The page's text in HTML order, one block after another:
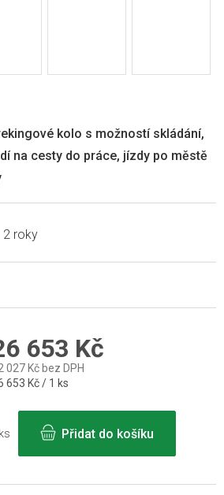
2 roky
kolo s možností skládání,
na cesty do práce, jízdy po městě
653 Kč
027 Kč bez DPH
653 Kč / 1 ks
ks Přidat do košíku